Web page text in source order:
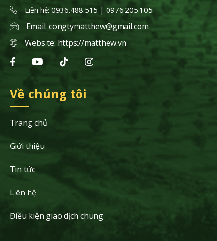
Liên hệ: 0936.488.515 | 0976.205.105
Email: congtymatthew@gmail.com
Website: https://matthew.vn
Về chúng tôi
Trang chủ
Giới thiệu
Tin tức
Liên hệ
Điều kiện giao dịch chung